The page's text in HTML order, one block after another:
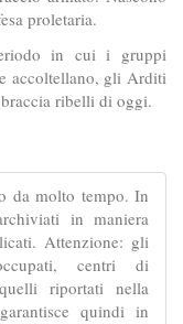
proletaria.
in cui i gruppi
accoltellano, gli Arditi
ribelli di oggi.
da molto tempo. In
in maniera
Attenzione: gli
centri di
riportati nella
quindi in